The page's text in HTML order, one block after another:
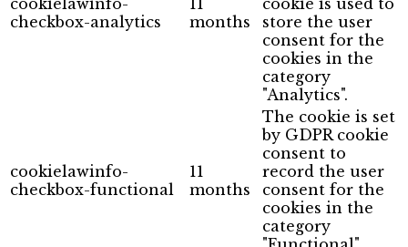
checkbox-analytics
months
store the user
consent for the
cookies in the
category
"Analytics".
cookielawinfo-
checkbox-functional
11
months
The cookie is set
by GDPR cookie
consent to
record the user
consent for the
cookies in the
category